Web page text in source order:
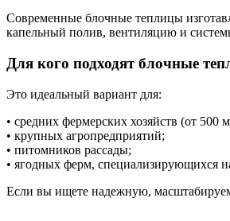
Современные блочные теплицы
капельный полив, вентиляцию и
Для кого подходят блочные
Это идеальный вариант для:
• средних фермерских хозяйств (от 500
• крупных агропредприятий;
• питомников рассады;
• ягодных ферм, специализирующихся
Если вы ищете надежную,